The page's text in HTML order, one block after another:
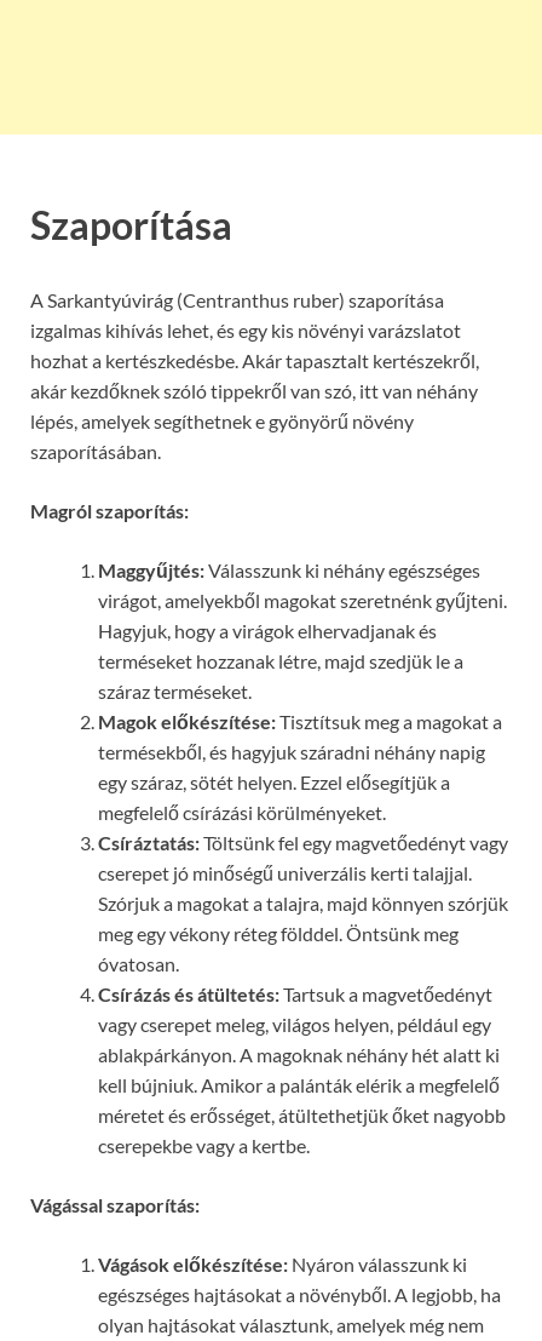
Szaporítása
A Sarkantyúvirág (Centranthus ruber) szaporítása
izgalmas kihívás lehet, és egy kis növényi varázslatot
hozhat a kertészkedésbe. Akár tapasztalt kertészekről,
akár kezdőknek szóló tippekről van szó, itt van néhány
lépés, amelyek segíthetnek e gyönyörű növény
szaporításában.
Magról szaporítás:
Maggyűjtés:Válasszunk ki néhány egészséges
virágot, amelyekből magokat szeretnénk gyűjteni.
Hagyjuk, hogy a virágok elhervadjanak és
terméseket hozzanak létre, majd szedjük le a
száraz terméseket.
Magok előkészítése:Tisztítsuk meg a magokat a
termésekből, és hagyjuk száradni néhány napig
egy száraz, sötét helyen. Ezzel elősegítjük a
megfelelő csírázási körülményeket.
Csíráztatás:Töltsünk fel egy magvetőedényt vagy
cserepet jó minőségű univerzális kerti talajjal.
Szórjuk a magokat a talajra, majd könnyen szórjük
meg egy vékony réteg földdel. Öntsünk meg
óvatosan.
Csírázás és átültetés:Tartsuk a magvetőedényt
vagy cserepet meleg, világos helyen, például egy
ablakpárkányon. A magoknak néhány hét alatt ki
kell bújniuk. Amikor a palánták elérik a megfelelő
méretet és erősséget, átültethetjük őket nagyobb
cserepekbe vagy a kertbe.
Vágással szaporítás:
Vágások előkészítése: Nyáron válasszunk ki
egészséges hajtásokat a növényből. A legjobb, ha
olyan hajtásokat választunk, amelyek még nem